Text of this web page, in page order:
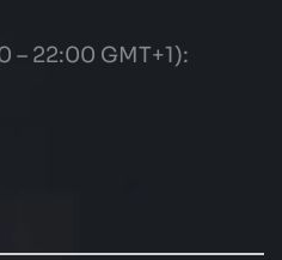
– 22:00 GMT+1):